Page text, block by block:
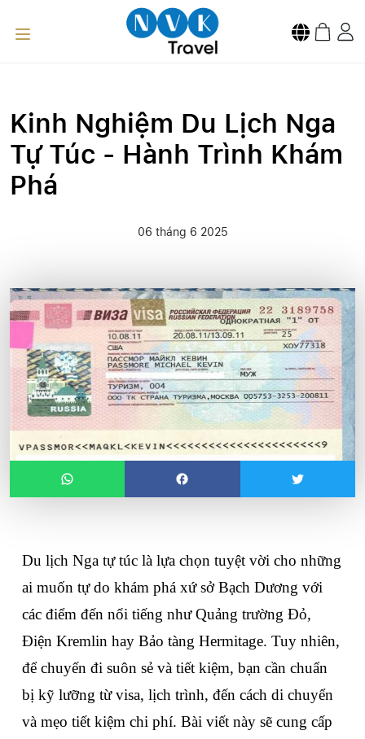
Kinh Nghiệm Du Lịch Nga
Tự Túc - Hành Trình Khám
Phá
06 tháng 6 2025
Du lịch Nga tự túc là lựa chọn tuyệt vời cho những
ai muốn tự do khám phá xứ sở Bạch Dương với
các điểm đến nổi tiếng như Quảng trường Đỏ,
Điện Kremlin hay Bảo tàng Hermitage. Tuy nhiên,
để chuyến đi suôn sẻ và tiết kiệm, bạn cần chuẩn
bị kỹ lưỡng từ visa, lịch trình, đến cách di chuyển
và mẹo tiết kiệm chi phí. Bài viết này sẽ cung cấp